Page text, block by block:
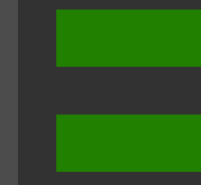
musicale
Bucchi